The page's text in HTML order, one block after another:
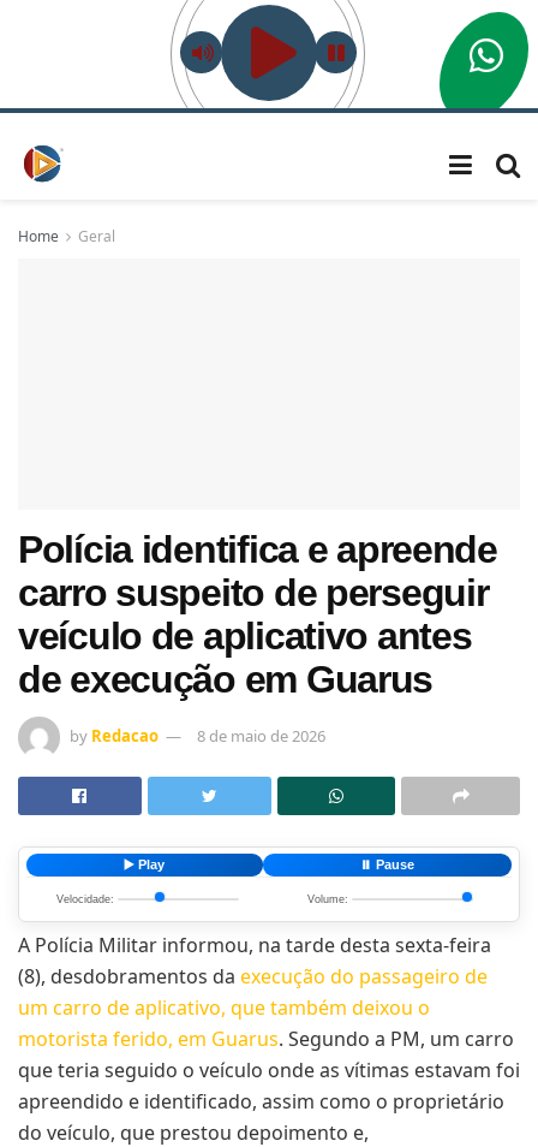
Home Geral
Polícia identifica e apreende
carro suspeito de perseguir
veículo de aplicativo antes
de execução em Guarus
by Redacao 8 de maio de 2026
▶️ Play ⏸️ Pause
Velocidade: Volume:
A Polícia Militar informou, na tarde desta sexta-feira
(8), desdobramentos da execução do passageiro de
um carro de aplicativo, que também deixou o
motorista ferido, em Guarus. Segundo a PM, um carro
que teria seguido o veículo onde as vítimas estavam foi
apreendido e identificado, assim como o proprietário
do veículo, que prestou depoimento e,